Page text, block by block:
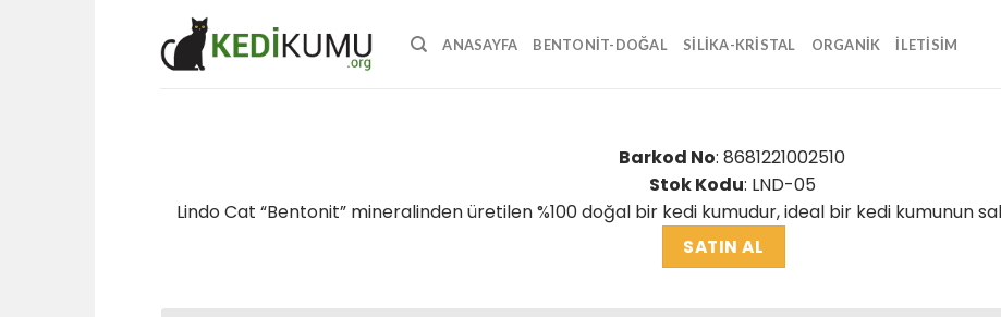
content
ANASAYFA BENTONIT-DOĞAL SILIKA-KRISTAL ORGANIK İLETİSİM
Barkod No: 8681221002510
Stok Kodu: LND-05
Lindo Cat “Bentonit” mineralinden üretilen %100 doğal bir kedi kumudur, ideal bir kedi kumunun
SATIN AL